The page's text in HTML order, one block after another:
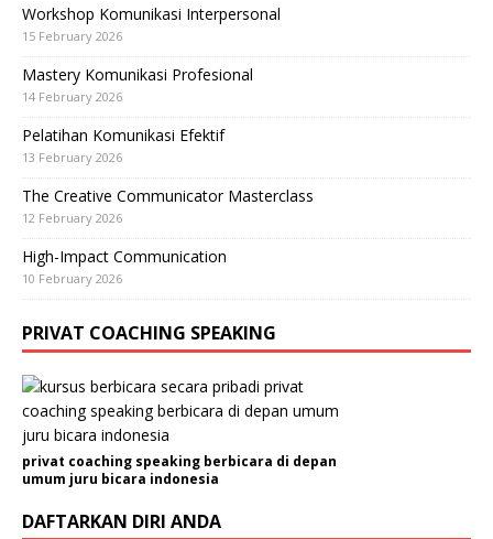
Workshop Komunikasi Interpersonal
15 February 2026
Mastery Komunikasi Profesional
14 February 2026
Pelatihan Komunikasi Efektif
13 February 2026
The Creative Communicator Masterclass
12 February 2026
High-Impact Communication
10 February 2026
PRIVAT COACHING SPEAKING
privat coaching speaking berbicara di depan
umum juru bicara indonesia
DAFTARKAN DIRI ANDA